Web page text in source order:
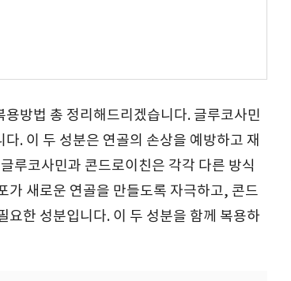
방법 총 정리해드리겠습니다. 글루코사민
. 이 두 성분은 연골의 손상을 예방하고 재
루코사민과 콘드로이친은 각각 다른 방식
가 새로운 연골을 만들도록 자극하고, 콘드
요한 성분입니다. 이 두 성분을 함께 복용하